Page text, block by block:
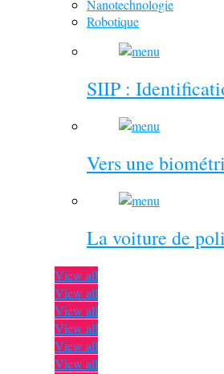
Nanotechnologie
Robotique
SIIP :
Vers une
La voiture de
View all
View all
View all
View all
View all
View all